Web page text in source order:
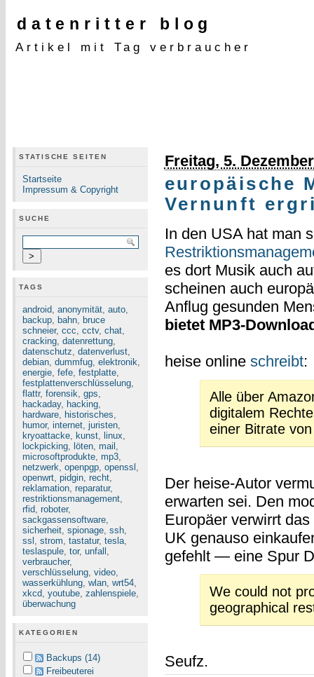
datenritter blog
Artikel mit Tag verbraucher
STATISCHE SEITEN
Startseite
Impressum & Copyright
SUCHE
TAGS
android, anonymität, auto,
backup, bahn, bruce
schneier, ccc, cctv, chat,
cracking, datenrettung,
datenschutz, datenverlust,
debian, dummfug, elektronik,
energie, fefe, festplatte,
festplattenverschlüsselung,
flattr, forensik, gps,
hackaday, hacking,
hardware, historisches,
humor, internet, juristen,
kryoattacke, kunst, linux,
lockpicking, löten, mail ,
microsoftprodukte, mp3,
netzwerk, openpgp, openssl ,
openwrt, pidgin, recht,
reklamation, reparatur,
restriktionsmanagement,
rfid, roboter,
sackgassensoftware,
sicherheit, spionage, ssh,
ssl , strom, tastatur, tesla,
teslaspule, tor, unfall ,
verbraucher,
verschlüsselung, video,
wasserkühlung, wlan, wrt54,
xkcd, youtube, zahlenspiele,
überwachung
KATEGORIEN
Backups (14)
Freibeuterei
Freitag, 5.
europäische
Vernunft
In den USA hat man
es dort Musik auch
scheinen auch
Anflug gesunden
bietet MP3-
heise online schreibt:
Alle über
digitalem
einer Bitrate
Der heise-Autor
erwarten sei. Den
Europäer verwirrt
UK genauso
gefehlt — eine Spur
We could not
geographical
Seufz.